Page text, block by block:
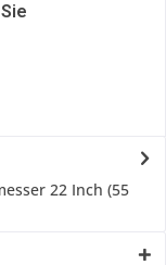
22 Inch (55